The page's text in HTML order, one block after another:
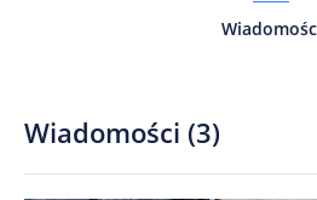
Wiadomości (3)